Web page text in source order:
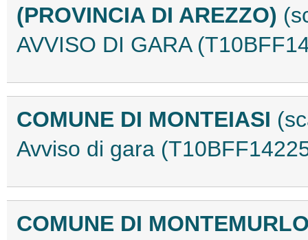
(PROVINCIA DI AREZZO)
AVVISO DI GARA
COMUNE DI MONTEIASI
Avviso di gara
COMUNE DI